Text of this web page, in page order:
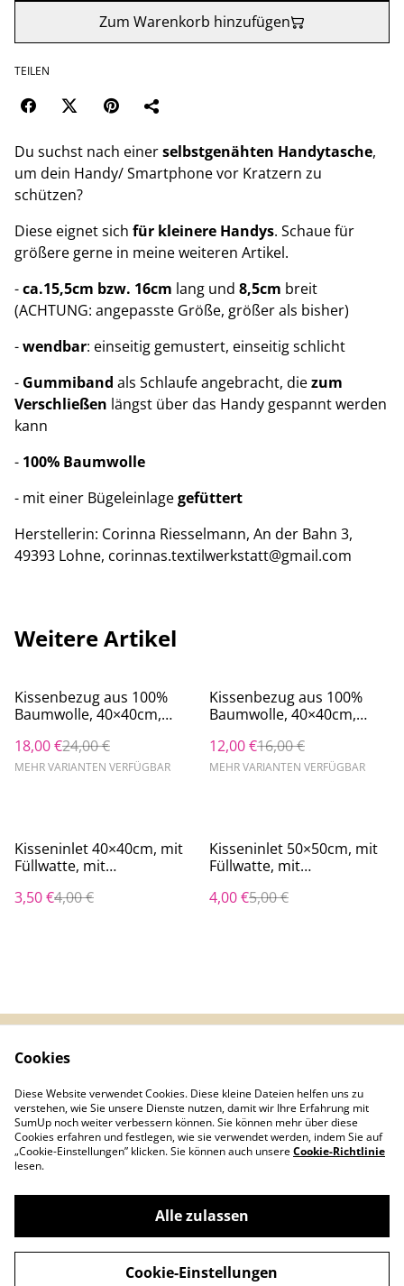
Zum Warenkorb hinzufügen
TEILEN
Du suchst nach einerselbstgenähten Handytasche,
um dein Handy/ Smartphone vor Kratzern zu
schützen?
Diese eignet sich für kleinere Handys. Schaue für
größere gerne in meine weiteren Artikel.
-ca.15,5cm bzw. 16cm lang und 8,5cm breit
(ACHTUNG: angepasste Größe, größer als bisher)
-wendbar: einseitig gemustert, einseitig schlicht
- Gummiband als Schlaufe angebracht, diezum
Verschließen längst über das Handy gespannt werden
kann
- 100% Baumwolle
- mit einer Bügeleinlagegefüttert
Herstellerin: Corinna Riesselmann, An der Bahn 3,
49393 Lohne, corinnas.textilwerkstatt@gmail.com
Weitere Artikel
%
Kissenbezug aus 100%
Baumwolle, 40×40cm,
Patchwork
18,00 €24,00 €
MEHR VARIANTEN VERFÜGBAR
%
Kissenbezug aus 100%
Baumwolle, 40×40cm,
Patchwork
12,00 €16,00 €
MEHR VARIANTEN VERFÜGBAR
%
Kisseninlet 40×40cm, mit
Füllwatte, mit
der Watte kann angepasst
3,50 €4,00 €
%
Kisseninlet 50×50cm, mit
Füllwatte, mit
der Watte kann angepasst
4,00 €5,00 €
Kontaktieren Sie uns
Datenschutzbestimm
ungen von SumUp
Cookie-Richtlinie
©2026Corinnas Textilwerkstatt
Cookies
Diese Website verwendet Cookies. Diese kleine Dateien helfen uns zu
verstehen, wie Sie unsere Dienste nutzen, damit wir Ihre Erfahrung mit
SumUp noch weiter verbessern können. Sie können mehr über diese
Cookies erfahren und festlegen, wie sie verwendet werden, indem Sie auf
„Cookie-Einstellungen” klicken. Sie können auch unsereCookie-Richtlinie
lesen.
Alle zulassen
Cookie-Einstellungen